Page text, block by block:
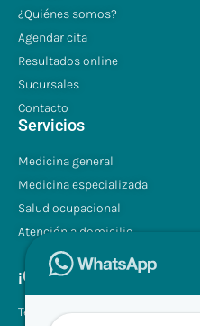
¿Quiénes somos?
Agendar cita
Resultados online
Sucursales
Contacto
Servicios
Medicina general
Medicina especializada
Salud ocupacional
Atención a domicilio
¡Contáctenos!
Tel.: +507 310 0680/81